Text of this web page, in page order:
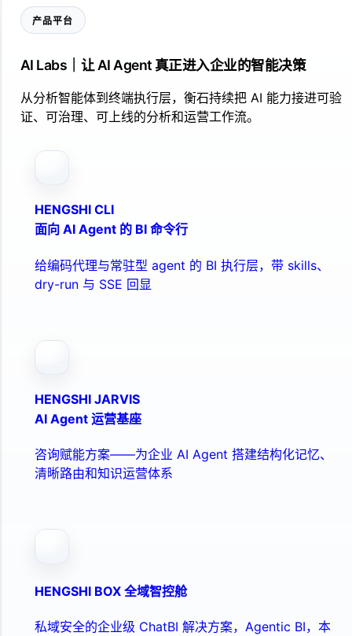
产品平台
AI Labs｜让 AI Agent 真正进入企业的智能决策
从分析智能体到终端执行层，衡石持续把 AI 能力接进可验
证、可治理、可上线的分析和运营工作流。
HENGSHI CLI
面向 AI Agent 的 BI 命令行
给编码代理与常驻型 agent 的 BI 执行层，带 skills、
dry-run 与 SSE 回显
HENGSHI JARVIS
AI Agent 运营基座
咨询赋能方案——为企业 AI Agent 搭建结构化记忆、
清晰路由和知识运营体系
HENGSHI BOX 全域智控舱
私域安全的企业级 ChatBI 解决方案，Agentic BI，本